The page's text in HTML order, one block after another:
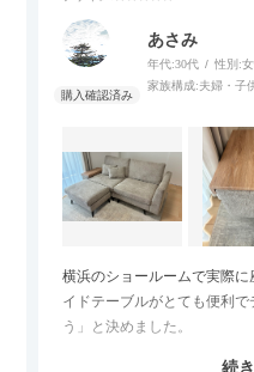
あさみ
年代:30代 性別:
家族構成:夫婦・子
横浜のショールームで実際
イドテーブルがとても便利
う」と決めました。
続